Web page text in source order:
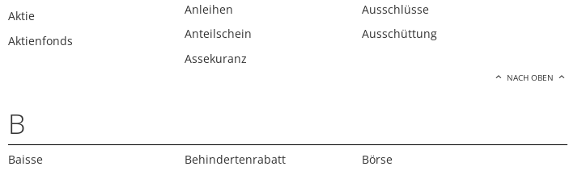
Aktie
Aktienfonds
Anleihen
Anteilschein
Assekuranz
Ausschlüsse
Ausschüttung
NACH OBEN
B
Baisse
Behindertenrabatt
Börse